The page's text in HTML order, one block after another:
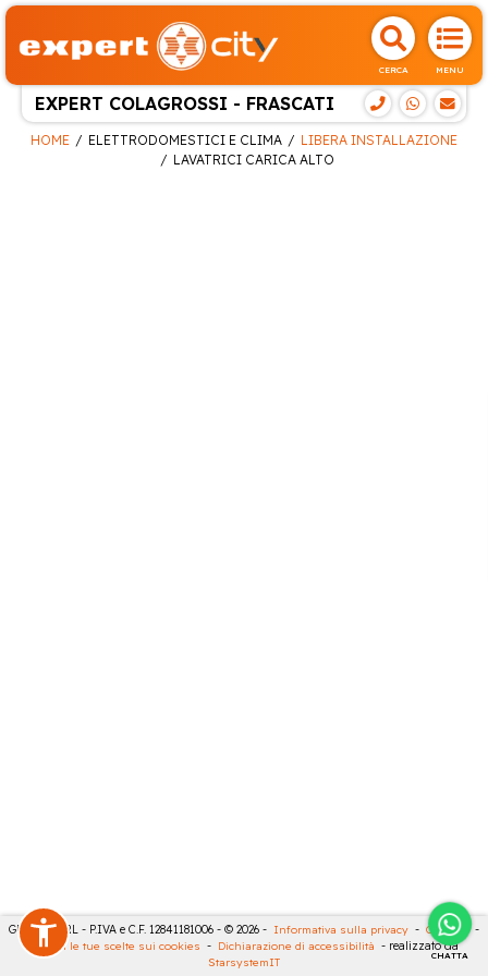
CERCA MENU
EXPERT COLAGROSSI - FRASCATI
CHATTA
HOME ELETTRODOMESTICI E CLIMA
LIBERA INSTALLAZIONE
LAVATRICI CARICA ALTO
GECO 14 SRL - P.IVA e C.F. 12841181006 - © 2026 - Informativa sulla privacy - Cookies
-
Rivedi le tue scelte sui cookies - Dichiarazione di accessibilità - realizzato da
StarsystemIT